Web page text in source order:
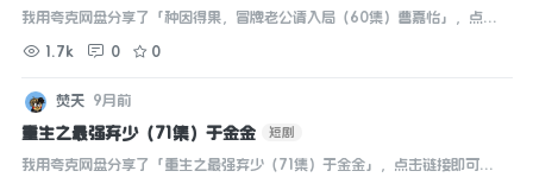
我用夸克网盘分享了「种因得果，冒牌老公请入局（60集）曹嘉怡」，点击
速，支持电视投屏。...
1.7k 0 0
焚天 9月前
重生之最强弃少（71集）于金金 短剧
我用夸克网盘分享了「重生之最强弃少（71集）于金金」，点击链接即可保